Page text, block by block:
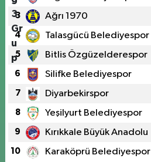
3 Ağrı 1970
4 Talasgücü Belediyespor
5 Bitlis Özgüzelderespor
6 Silifke Belediyespor
7 Diyarbekirspor
8 Yeşilyurt Belediyespor
9 Kırıkkale Büyük Anadolu
10 Karaköprü Belediyespor